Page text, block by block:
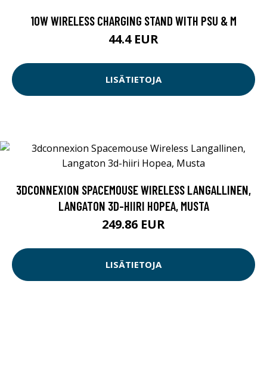
10W WIRELESS CHARGING STAND WITH PSU & M
44.4 EUR
LISÄTIETOJA
3DCONNEXION SPACEMOUSE WIRELESS LANGALLINEN,
LANGATON 3D-HIIRI HOPEA, MUSTA
249.86 EUR
LISÄTIETOJA